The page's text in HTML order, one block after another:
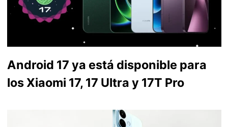
Android 17 ya está disponible para
los Xiaomi 17, 17 Ultra y 17T Pro